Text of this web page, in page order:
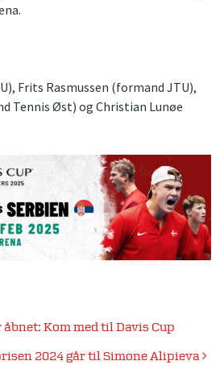
Frits Rasmussen (formand JTU),
Tennis Øst) og Christian Lunøe
Kom med til Davis Cup
2024 går til Simone Alipieva